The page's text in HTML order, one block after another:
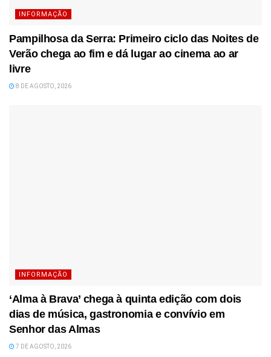
INFORMAÇÃO
Pampilhosa da Serra: Primeiro ciclo das Noites de
Verão chega ao fim e dá lugar ao cinema ao ar
livre
8 DE AGOSTO, 2026
INFORMAÇÃO
‘Alma à Brava’ chega à quinta edição com dois
dias de música, gastronomia e convívio em
Senhor das Almas
7 DE AGOSTO, 2026